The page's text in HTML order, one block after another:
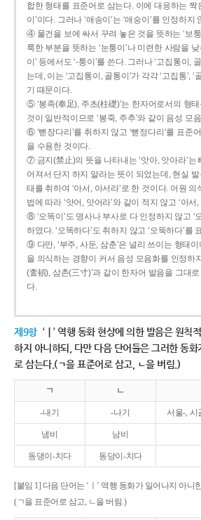
합한 형태를 표준어로 삼는다. 이에 대응하는 짝
이’이다. 그러나 ‘애송이’는 ‘애숭이’를 인정하지
④ 물건을 보에 싸서 꾸려 놓은 것을 뜻하는 ‘보
룩한 부분을 뜻하는 ‘눈퉁이’나 미련한 사람을
이’ 등에서도 ‘-퉁이’를 쓴다. 그러나 ‘고집통이,
는데, 이는 ‘고집통이, 골통이’가 각각 ‘고집통’, ‘
기 때문이다.
⑤ ‘봉족(奉足), 주초(柱礎)’는 한자어로서의 형
것이 일반적이므로 ‘봉죽, 주추’와 같이 음성 모
⑥ ‘뻗장다리’를 취하지 않고 ‘뻗정다리’를 표준
을 수용한 것이다.
⑦ 금지(禁止)의 뜻을 나타내는 ‘앗아, 앗아라’는
어져서 단지 하지 말라는 뜻이 되었는데, 현실
태를 취하여 ‘아서, 아서라’로 한 것이다. 어원
법에 따라 ‘앗어, 앗어라’와 같이 적지 않고 ‘아
⑧ ‘오똑이’도 명사나 부사로 다 인정하지 않고 ‘
하였다. ‘오똑하다’도 취하지 않고 ‘오뚝하다’를
⑨ 다만, ‘부주, 사둔, 삼춘’은 널리 쓰이는 형태
을 의식하는 경향이 커서 음성 모음화를 인정하
(査頓), 삼촌(三寸)’과 같이 한자어 발음을 그대
다.
제9항 ‘ㅣ’ 역행 동화 현상에 의한 발음은 원칙
하지 아니하되, 다만 다음 단어들은 그러한 동화
로 삼는다.(ㄱ을 표준어로 삼고, ㄴ을 버림.)
ㄱ ㄴ
-내기 -나기 서울-, 시
냄비 남비
동댕이-치다 동당이-치다
[붙임 1] 다음 단어는 ‘ㅣ’ 역행 동화가 일어나지 아니
(ㄱ을 표준어로 삼고, ㄴ을 버림.)